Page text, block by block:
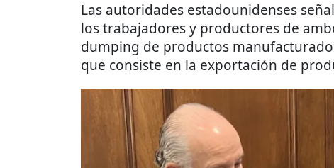
Las autoridades estadounidenses
los trabajadores y productores de
dumping de productos
que consiste en la exportación de